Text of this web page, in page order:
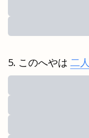
このへやは 二人